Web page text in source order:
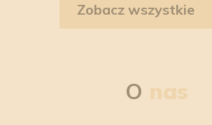
Zobacz wszystkie
O nas